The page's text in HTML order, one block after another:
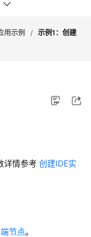
用示例 / 示例1：创建
详情参考 创建IDE实
节点。